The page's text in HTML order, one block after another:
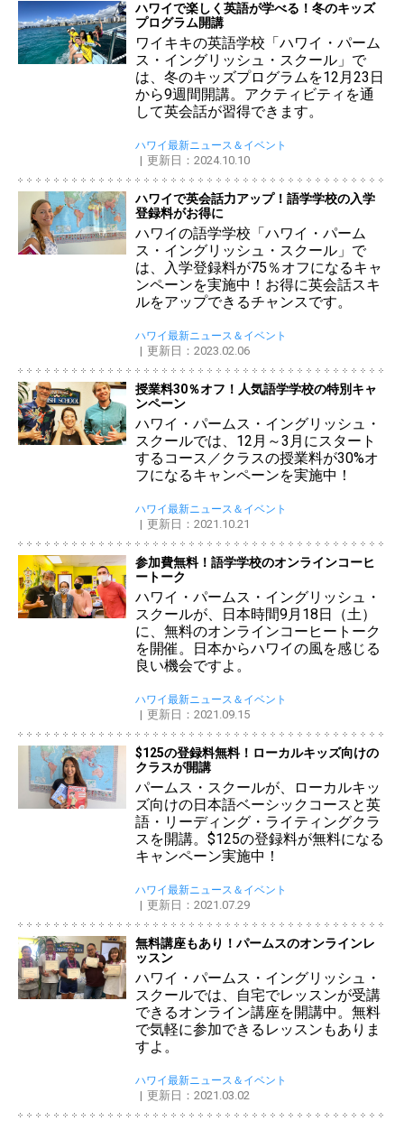
ハワイで楽しく英語が学べる！冬のキッズ
プログラム開講
ワイキキの英語学校「ハワイ・パーム
ス・イングリッシュ・スクール」で
は、冬のキッズプログラムを12月23日
から9週間開講。アクティビティを通
して英会話が習得できます。
ハワイ最新ニュース＆イベント
更新日：2024.10.10
ハワイで英会話力アップ！語学学校の入学
登録料がお得に
ハワイの語学学校「ハワイ・パーム
ス・イングリッシュ・スクール」で
は、入学登録料が75％オフになるキャ
ンペーンを実施中！お得に英会話スキ
ルをアップできるチャンスです。
ハワイ最新ニュース＆イベント
更新日：2023.02.06
授業料30％オフ！人気語学学校の特別キャ
ンペーン
ハワイ・パームス・イングリッシュ・
スクールでは、12月～3月にスタート
するコース／クラスの授業料が30%オ
フになるキャンペーンを実施中！
ハワイ最新ニュース＆イベント
更新日：2021.10.21
参加費無料！語学学校のオンラインコーヒ
ートーク
ハワイ・パームス・イングリッシュ・
スクールが、日本時間9月18日（土）
に、無料のオンラインコーヒートーク
を開催。日本からハワイの風を感じる
良い機会ですよ。
ハワイ最新ニュース＆イベント
更新日：2021.09.15
$125の登録料無料！ローカルキッズ向けの
クラスが開講
パームス・スクールが、ローカルキッ
ズ向けの日本語ベーシックコースと英
語・リーディング・ライティングクラ
スを開講。$125の登録料が無料になる
キャンペーン実施中！
ハワイ最新ニュース＆イベント
更新日：2021.07.29
無料講座もあり！パームスのオンラインレ
ッスン
ハワイ・パームス・イングリッシュ・
スクールでは、自宅でレッスンが受講
できるオンライン講座を開講中。無料
で気軽に参加できるレッスンもありま
すよ。
ハワイ最新ニュース＆イベント
更新日：2021.03.02